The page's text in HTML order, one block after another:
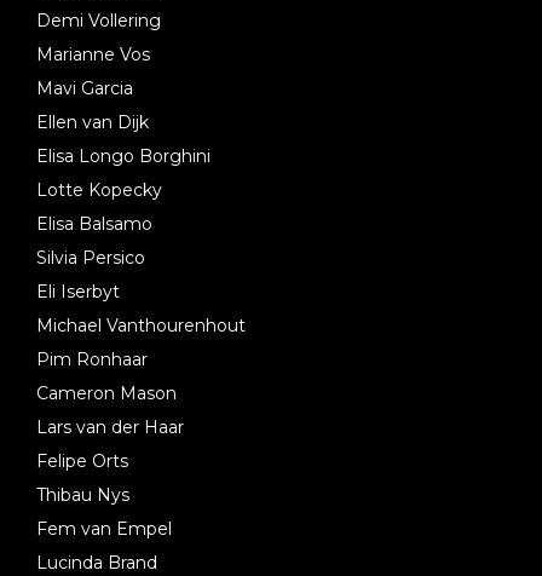
Demi Vollering
Marianne Vos
Mavi Garcia
Ellen van Dijk
Elisa Longo Borghini
Lotte Kopecky
Elisa Balsamo
Silvia Persico
Eli Iserbyt
Michael Vanthourenhout
Pim Ronhaar
Cameron Mason
Lars van der Haar
Felipe Orts
Thibau Nys
Fem van Empel
Lucinda Brand